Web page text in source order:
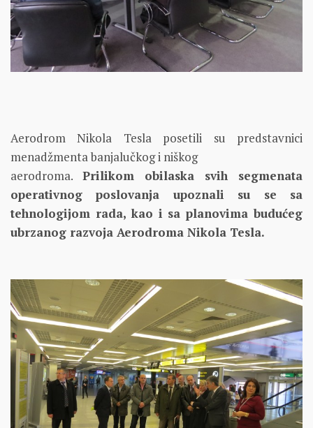
Aerodrom Nikola Tesla posetili su predstavnici
menadžmenta banjalučkog i niškog
aerodroma. Prilikom obilaska svih segmenata
operativnog poslovanja upoznali su se sa
tehnologijom rada, kao i sa planovima budućeg
ubrzanog razvoja Aerodroma Nikola Tesla.